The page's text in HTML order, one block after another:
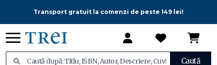
Transport gratuit la comenzi de peste 149 lei!
Caută